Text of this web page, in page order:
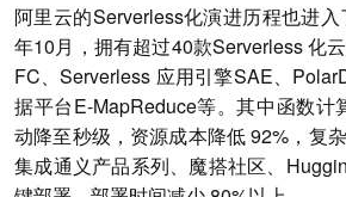
阿里云的Serverless化演进历程也进
年10月，拥有超过40款Serverless 化
FC、Serverless 应用引擎SAE、
据平台E-MapReduce等。其中函数计
动降至秒级，资源成本降低 92%，复
集成通义产品系列、魔搭社区、